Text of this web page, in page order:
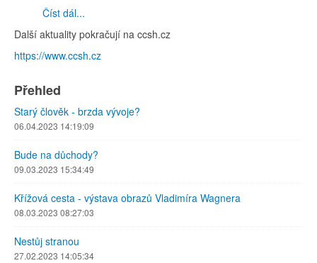
Číst dál...
Další aktuality pokračují na ccsh.cz
https://www.ccsh.cz
Přehled
Starý člověk - brzda vývoje?
06.04.2023 14:19:09
Bude na důchody?
09.03.2023 15:34:49
Křížová cesta - výstava obrazů Vladimíra Wagnera
08.03.2023 08:27:03
Nestůj stranou
27.02.2023 14:05:34